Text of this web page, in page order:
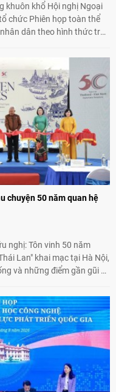
khuôn khổ Hội nghị Ngoại
chức Phiên họp toàn thể
dân theo hình thức trực
ở nước ngoài.
chuyện 50 năm quan hệ
nghị: Tôn vinh 50 năm
Lan" khai mạc tại Hà Nội,
và những điểm gần gũi về
nửa thế kỷ quan hệ